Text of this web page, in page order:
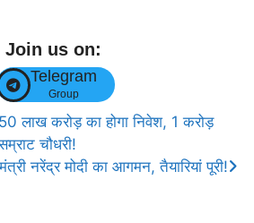
Join us on:
Telegram
Group
लाख करोड़ का होगा निवेश, 1 करोड़
चौधरी!
नरेंद्र मोदी का आगमन, तैयारियां पूरी!